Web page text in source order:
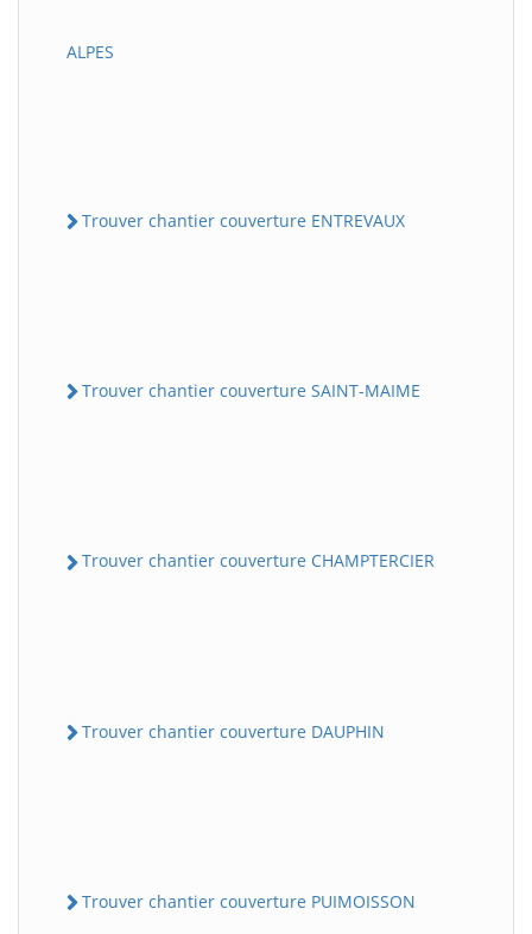
ALPES
Trouver chantier couverture ENTREVAUX
Trouver chantier couverture SAINT-MAIME
Trouver chantier couverture CHAMPTERCIER
Trouver chantier couverture DAUPHIN
Trouver chantier couverture PUIMOISSON